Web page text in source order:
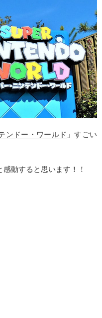
ンドー・ワールド 」すごい
動すると思います！！